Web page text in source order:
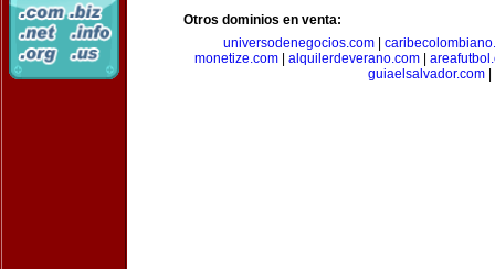
Otros dominios en venta:
universodenegocios.com|
monetize.com| alquilerdeverano.com|
guiaelsalvador.com